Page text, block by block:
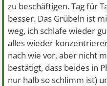
zu beschäftigen. Tag für
besser. Das Grübeln ist
weg, ich schlafe wieder
alles wieder
nach wie vor, aber nicht
bestätigt, dass beides in
nur halb so schlimm ist)